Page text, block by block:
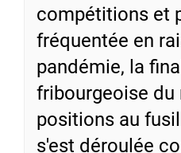
compétitions et
fréquentée en
pandémie, la
fribourgeoise du
positions au
s'est déroulée